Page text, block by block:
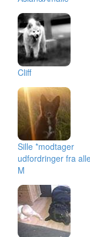
Cliff
Sille *modtager
udfordringer fra
M